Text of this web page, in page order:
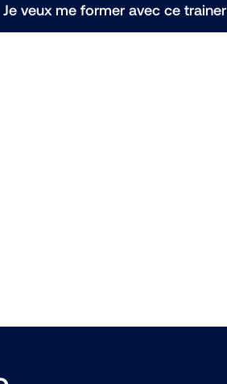
Je veux me former avec ce trainer